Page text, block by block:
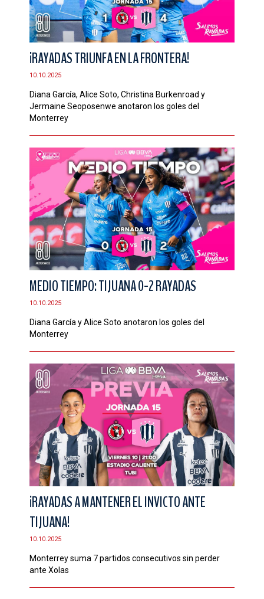
¡RAYADAS TRIUNFA EN LA FRONTERA!
10.10.2025
Diana García, Alice Soto, Christina Burkenroad y
Jermaine Seoposenwe anotaron los goles del
Monterrey
MEDIO TIEMPO: TIJUANA 0-2 RAYADAS
10.10.2025
Diana García y Alice Soto anotaron los goles del
Monterrey
¡RAYADAS A MANTENER EL INVICTO ANTE
TIJUANA!
10.10.2025
Monterrey suma 7 partidos consecutivos sin perder
ante Xolas